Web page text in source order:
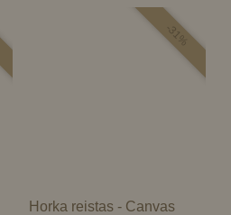
-31%
Horka reistas - Canvas